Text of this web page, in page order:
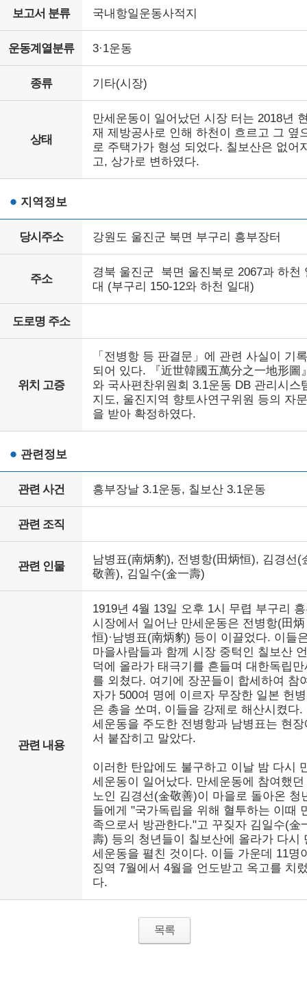
보고서 분류 국내항일운동사적지
운동계열분류 3·1운동
종류 기타(시장)
상태
만세운동이 일어났던 시장 터는 2018년
재 제방공사로 인해 하천이 흐르고 그 옆
로 주택가가 형성 되었다. 칠보산은 없어
고, 상가로 변하였다.
지역정보
당시주소 강원도 울진군 북면 부구리 흥부장터
주소
경북 울진군 북면 울진북로 2067과 하천
대 (부구리 150-12와 하천 일대)
도로명 주소
위치 고증
「전병항 등 판결문」에 관련 사실이 기록
되어 있다. 『近世韓國五萬分之一地形圖
와 국사편찬위원회 3.1운동 DB 관리시스
지도, 울진지역 향토사연구위원 등의 자문
을 받아 확정하였다.
관련정보
관련 사건 흥부장날 3.1운동, 칠보산 3.1운동
관련 조직
관련 인물
남병표(南炳豹), 전병항(田炳恒), 김경선(
敬善), 김일수(金一壽)
관련 내용
1919년 4월 13일 오후 1시 무렵 부구리
시장에서 일어난 만세운동은 전병항(田炳
恒)·남병표(南炳豹) 등이 이끌었다. 이들
마을사람들과 함께 시장 중턱인 칠보산 언
덕에 올라가 태극기를 흔들며 대한독립만
를 외쳤다. 여기에 장꾼들이 합세하여 참
자가 500여 명에 이르자 무장한 일본 헌
은 총을 쏘며, 이들을 강제로 해산시켰다.
세운동을 주도한 전병항과 남병표는 현장
서 붙잡히고 말았다.
이러한 탄압에도 불구하고 이날 밤 다시
세운동이 일어났다. 만세운동에 참여했던
노인 김경선(金敬善)이 마을로 돌아온 청
들에게 "국가독립을 위해 혈투하는 이때
족으로서 방관한다."고 꾸짖자 김일수(金
壽) 등의 청년들이 칠보산에 올라가 다시
세운동을 펼친 것이다. 이들 가운데 11명
징역 7월에서 4월을 언도받고 옥고를 치
다.
목록